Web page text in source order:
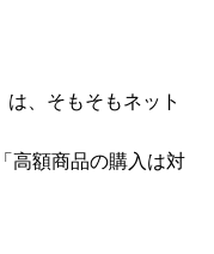
、そもそもネット
高額商品の購入は対